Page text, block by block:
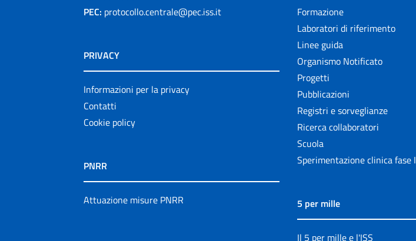
PEC: protocollo.centrale@pec.iss.it
PRIVACY
Informazioni per la privacy
Contatti
Cookie policy
PNRR
Attuazione misure PNRR
Formazione
Laboratori di riferimento
Linee guida
Organismo Notificato
Progetti
Pubblicazioni
Registri e sorveglianze
Ricerca collaboratori
Scuola
Sperimentazione clinica fase I
5 per mille
Il 5 per mille e l'ISS